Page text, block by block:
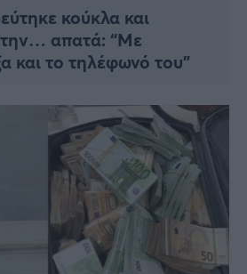
κούκλα και
“Με
και το τηλέφωνό του”